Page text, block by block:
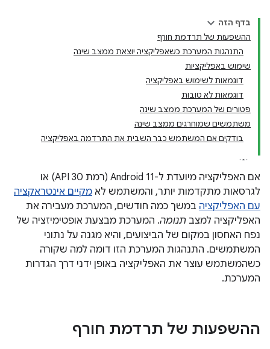
בדף הזה
ההשפעות של תרדמת חורף
התנהגות המערכת כשאפליקציה יוצאת ממצב שינה
שימוש באפליקציות
דוגמאות לשימוש באפליקציה
דוגמאות לא טובות
פטורים של המערכת ממצב שינה
משתמשים שמוחרגים ממצב שינה
בודקים אם המשתמש כבר השבית את התרדמה באפליקציה
אם האפליקציה מיועדת ל-Android 11 (רמת API 30) או
לגרסאות מתקדמות יותר, והמשתמש לא מקיים אינטראקציה
עם האפליקציה במשך כמה חודשים, המערכת מעבירה את
האפליקציה למצב תנומה. המערכת מבצעת אופטימיזציה של
נפח האחסון במקום של הביצועים, והיא מגנה על נתוני
המשתמשים. התנהגות המערכת הזו דומה למה שקורה
כשהמשתמש עוצר את האפליקציה באופן ידני דרך הגדרות
המערכת.
ההשפעות של תרדמת חורף